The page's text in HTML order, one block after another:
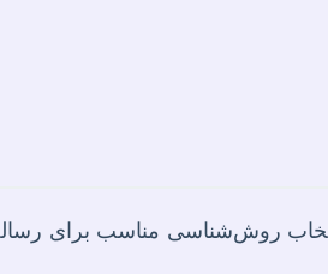
روش‌شناسی مناسب برای